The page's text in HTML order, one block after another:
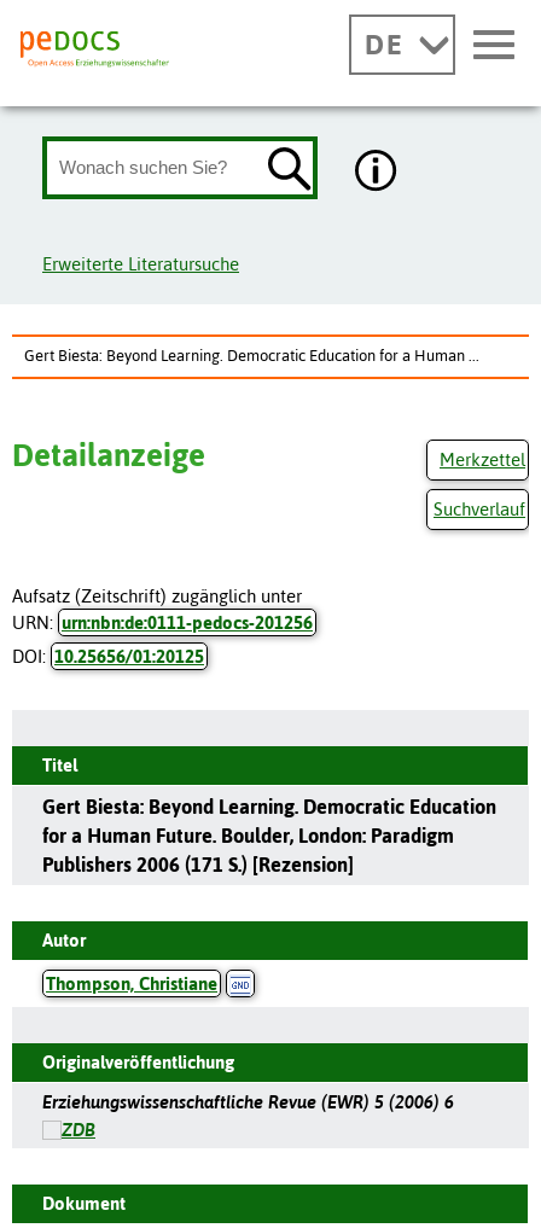
DE
Erweiterte Literatursuche
Gert Biesta: Beyond Learning. Democratic Education for a Human ...
Merkzettel
Suchverlauf
Detailanzeige
Aufsatz (Zeitschrift) zugänglich unter
URN: urn:nbn:de:0111-pedocs-201256
DOI: 10.25656/01:20125
Titel
Gert Biesta: Beyond Learning. Democratic Education
for a Human Future. Boulder, London: Paradigm
Publishers 2006 (171 S.) [Rezension]
Autor
Thompson, Christiane
Originalveröffentlichung
Erziehungswissenschaftliche Revue (EWR) 5 (2006) 6
Dokument